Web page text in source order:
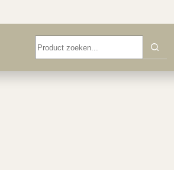
resultaten